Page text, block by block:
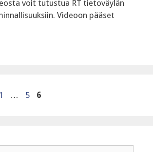
voit tutustua RT tietoväylän
Videoon pääset
Sivu
1 … Sivu
5 Sivu
6